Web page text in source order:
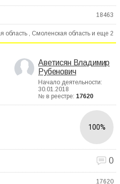
18463
область , Смоленская область и еще 2
Аветисян Владимир
Рубенович
Начало деятельности:
30.01.2018
№ в реестре: 17620
100%
0
17620